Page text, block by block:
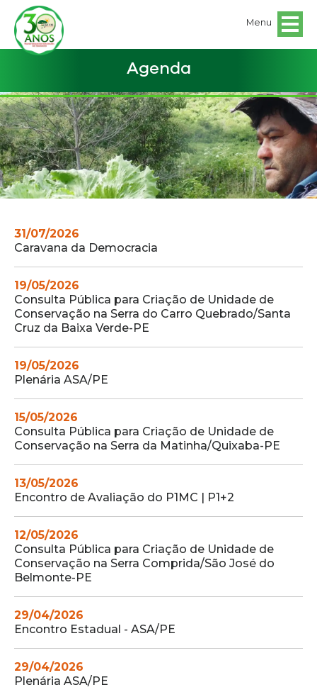
Menu
Agenda
31/07/2026
Caravana da Democracia
19/05/2026
Consulta Pública para Criação de Unidade de
Conservação na Serra do Carro Quebrado/Santa
Cruz da Baixa Verde-PE
19/05/2026
Plenária ASA/PE
15/05/2026
Consulta Pública para Criação de Unidade de
Conservação na Serra da Matinha/Quixaba-PE
13/05/2026
Encontro de Avaliação do P1MC | P1+2
12/05/2026
Consulta Pública para Criação de Unidade de
Conservação na Serra Comprida/São José do
Belmonte-PE
29/04/2026
Encontro Estadual - ASA/PE
29/04/2026
Plenária ASA/PE